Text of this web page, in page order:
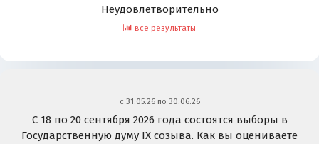
Неудовлетворительно
все результаты
c 31.05.26 по 30.06.26
С 18 по 20 сентября 2026 года состоятся выборы в
Государственную думу IX созыва. Как вы оцениваете